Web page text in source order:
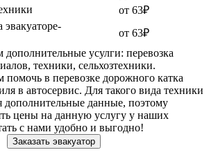
от 63₽
эвакуаторе-
от 63₽
усулги: перевозка
техники, сельхозтехники.
в перевозке дорожного катка
в автосервис. Для такого вида техники
дополнительные данные, поэтому
цены на данную услугу у наших
с нами удобно и выгодно!
Заказать эвакуатор